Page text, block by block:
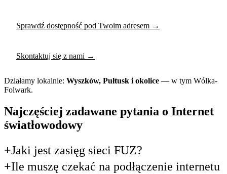
Sprawdź dostępność pod Twoim adresem →
Skontaktuj się z nami →
Działamy lokalnie: Wyszków, Pułtusk i okolice — w tym Wólka-
Folwark.
Najczęściej zadawane pytania o Internet
światłowodowy
Jaki jest zasięg sieci FUZ?
Ile muszę czekać na podłączenie internetu